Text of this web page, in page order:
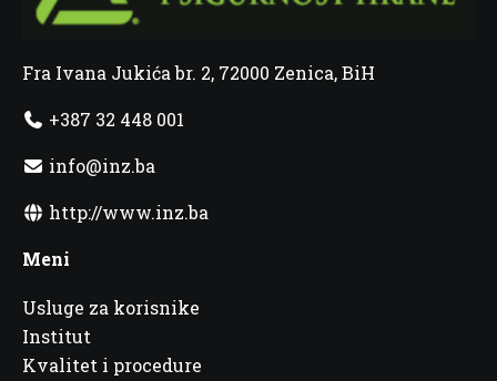
Fra Ivana Jukića br. 2, 72000 Zenica, BiH
+387 32 448 001
info@inz.ba
http://www.inz.ba
Meni
Usluge za korisnike
Institut
Kvalitet i procedure